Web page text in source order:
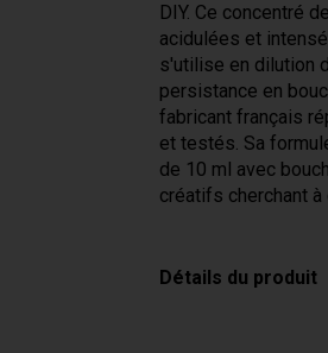
DIY. Ce concentré
acidulées et
s'utilise en dilution
persistance en
fabricant français
et testés. Sa
de 10 ml avec
créatifs cherchant
Détails du produit